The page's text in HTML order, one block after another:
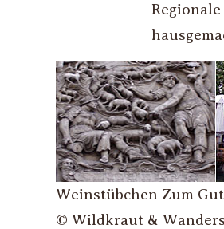
Weinstübchen Zum
© Wildkraut &